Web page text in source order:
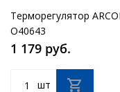
Терморегулятор
O40643
1 179 руб.
шт